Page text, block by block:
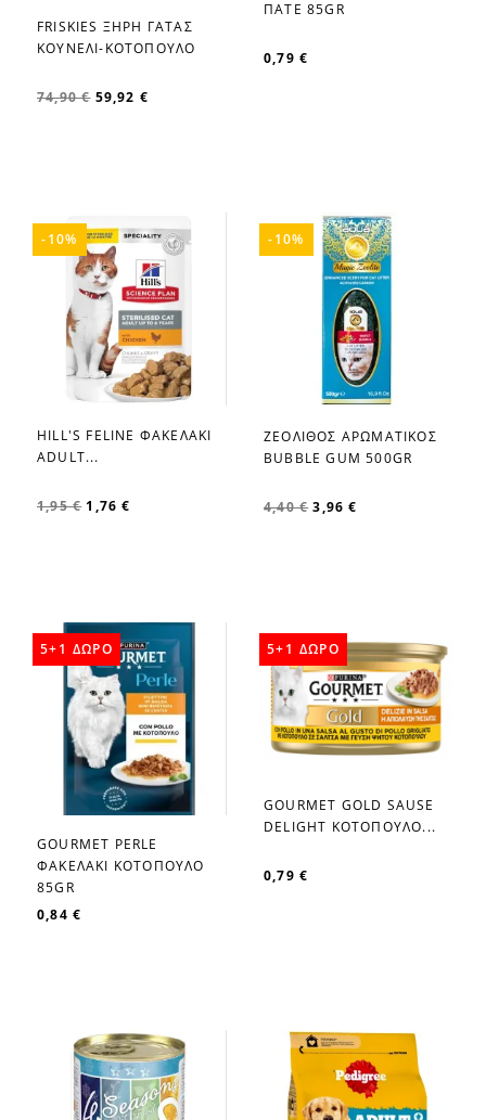
favorite_border
FRISKIES ΞΗΡΗ ΓΑΤΑΣ
ΚΟΥΝΕΛΙ-ΚΟΤΟΠΟΥΛΟ
74,90 € 59,92 €
ΠΑΤΕ 85GR
0,79 €
favorite_border
HILL'S FELINE ΦΑΚΕΛΑΚΙ
ADULT...
1,95 € 1,76 €
-10%
favorite_border
ΖΕΟΛΙΘΟΣ ΑΡΩΜΑΤΙΚΟΣ
BUBBLE GUM 500GR
4,40 € 3,96 €
-10%
favorite_border
GOURMET PERLE
ΦΑΚΕΛΑΚΙ ΚΟΤΟΠΟΥΛΟ
85GR
0,84 €
5+1 ΔΩΡΟ
favorite_border
GOURMET GOLD SAUSE
DELIGHT ΚΟΤΟΠΟΥΛΟ...
0,79 €
5+1 ΔΩΡΟ